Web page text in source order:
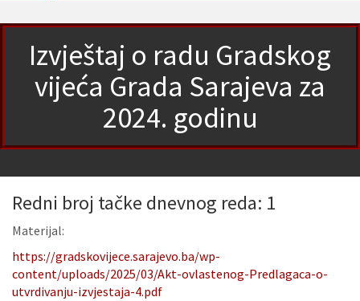
Izvještaj o radu Gradskog
vijeća Grada Sarajeva za
2024. godinu
Redni broj tačke dnevnog reda: 1
Materijal:
https://gradskovijece.sarajevo.ba/wp-
content/uploads/2025/03/Akt-ovlastenog-Predlagaca-o-
utvrdivanju-izvjestaja-4.pdf